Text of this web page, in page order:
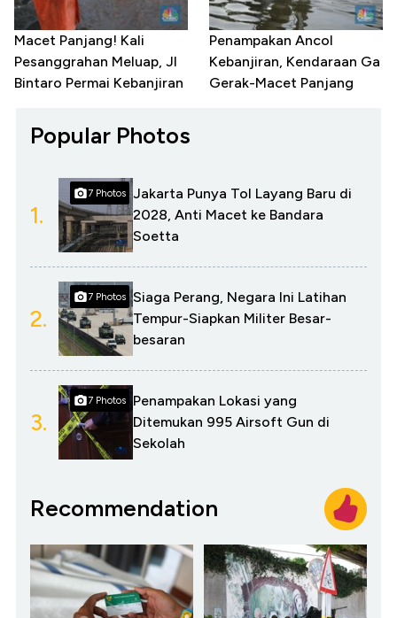
Macet Panjang! Kali
Pesanggrahan Meluap, Jl
Bintaro Permai Kebanjiran
Penampakan Ancol
Kebanjiran, Kendaraan Ga
Gerak-Macet Panjang
Popular Photos
1.
7 Photos
Jakarta Punya Tol Layang Baru di
2028, Anti Macet ke Bandara
Soetta
2.
7 Photos
Siaga Perang, Negara Ini Latihan
Tempur-Siapkan Militer Besar-
besaran
3.
7 Photos
Penampakan Lokasi yang
Ditemukan 995 Airsoft Gun di
Sekolah
Recommendation